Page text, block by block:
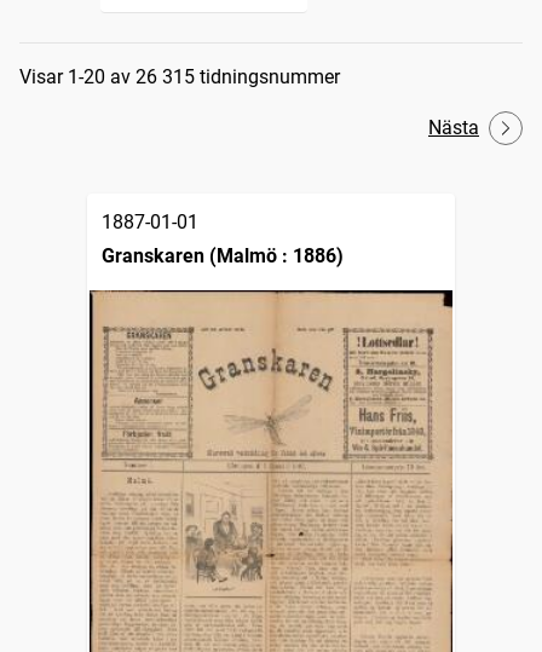
Sökresultat
Visar 1-20 av 26 315 tidningsnummer
Nästa
1887-01-01
Granskaren (Malmö : 1886)